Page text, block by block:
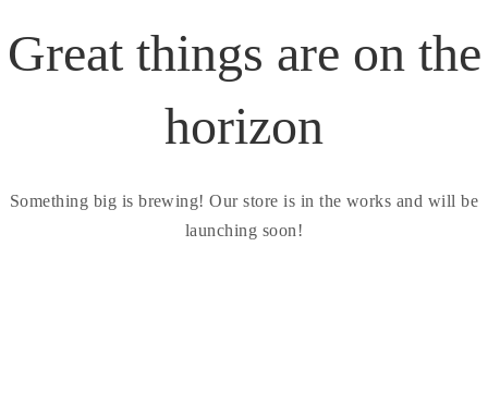
Great things are on the
horizon
Something big is brewing! Our store is in the works and will be
launching soon!